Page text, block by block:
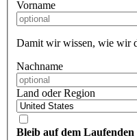
Vorname
Damit wir wissen, wie wir
Nachname
Land oder Region
Bleib auf dem